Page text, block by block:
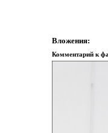
Вложения:
Комментарий к